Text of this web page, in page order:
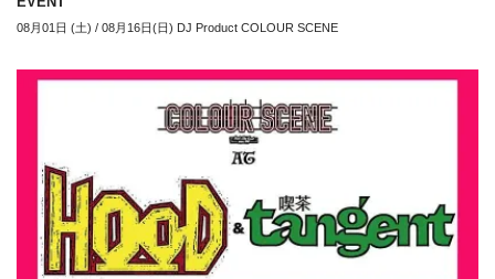
08月01日 (土) / 08月16日(日) DJ Product COLOUR SCENE